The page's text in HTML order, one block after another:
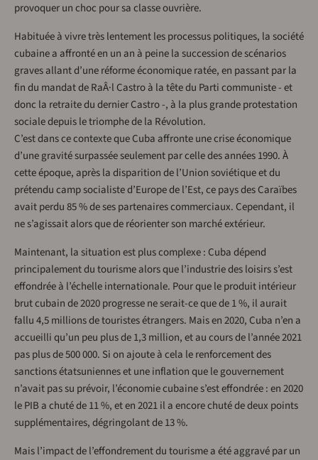
provoquer un choc pour sa classe ouvrière.
Habituée à vivre très lentement les processus politiques, la société
cubaine a affronté en un an à peine la succession de scénarios
graves allant d’une réforme économique ratée, en passant par la
fin du mandat de RaÂ·l Castro à la tête du Parti communiste - et
donc la retraite du dernier Castro -, à la plus grande protestation
sociale depuis le triomphe de la Révolution.
C’est dans ce contexte que Cuba affronte une crise économique
d’une gravité surpassée seulement par celle des années 1990. À
cette époque, après la disparition de l’Union soviétique et du
prétendu camp socialiste d’Europe de l’Est, ce pays des Caraïbes
avait perdu 85 % de ses partenaires commerciaux. Cependant, il
ne s’agissait alors que de réorienter son marché extérieur.
Maintenant, la situation est plus complexe : Cuba dépend
principalement du tourisme alors que l’industrie des loisirs s’est
effondrée à l’échelle internationale. Pour que le produit intérieur
brut cubain de 2020 progresse ne serait-ce que de 1 %, il aurait
fallu 4,5 millions de touristes étrangers. Mais en 2020, Cuba n’en a
accueilli qu’un peu plus de 1,3 million, et au cours de l’année 2021
pas plus de 500 000. Si on ajoute à cela le renforcement des
sanctions étatsuniennes et une inflation que le gouvernement
n’avait pas su prévoir, l’économie cubaine s’est effondrée : en 2020
le PIB a chuté de 11 %, et en 2021 il a encore chuté de deux points
supplémentaires, dégringolant de 13 %.
Mais l’impact de l’effondrement du tourisme a été aggravé par un